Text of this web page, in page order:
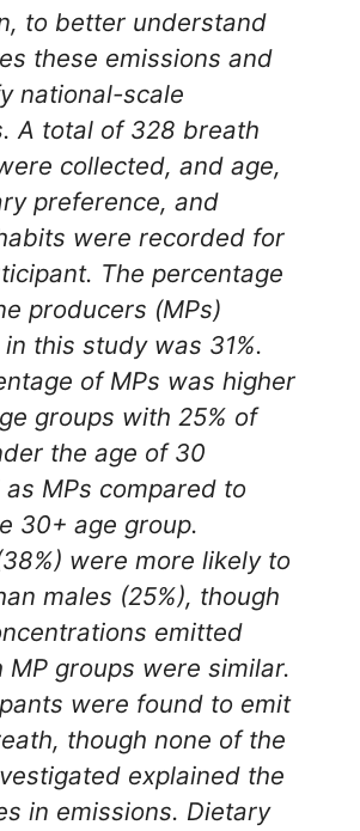
to better understand
these emissions and
national-scale
A total of 328 breath
collected, and age,
preference, and
were recorded for
The percentage
producers (MPs)
this study was 31%.
of MPs was higher
groups with 25% of
the age of 30
MPs compared to
30+ age group.
were more likely to
males (25%), though
emitted
MP groups were similar.
were found to emit
though none of the
explained the
in emissions. Dietary